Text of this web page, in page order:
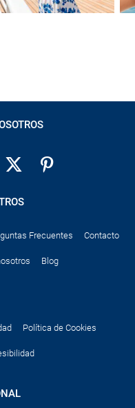
Frecuentes Contacto
Blog
Política de Cookies